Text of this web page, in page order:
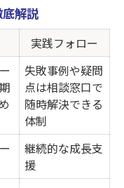
解説
実践フォロー
失敗事例や疑問
点は相談窓口で
随時解決できる
体制
継続的な成長支
援